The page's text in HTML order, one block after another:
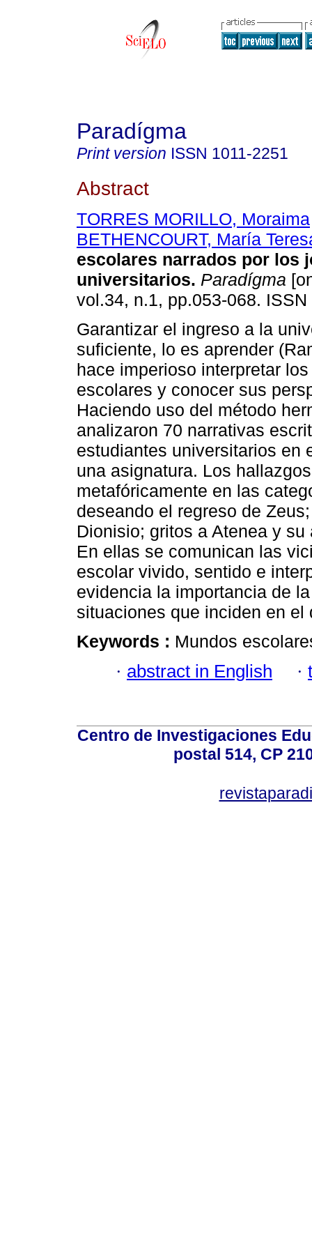
Paradígma
Print version ISSN 1011-2251
Abstract
TORRES MORILLO, Moraima
BETHENCOURT, María
escolares narrados por los
universitarios. Paradígma
vol.34, n.1, pp.053-068. ISSN
Garantizar el ingreso a la
suficiente, lo es aprender
hace imperioso interpretar
escolares y conocer sus
Haciendo uso del método
analizaron 70 narrativas
estudiantes universitarios en
una asignatura. Los
metafóricamente en las
deseando el regreso de
Dionisio; gritos a Atenea y
En ellas se comunican las
escolar vivido, sentido e
evidencia la importancia de
situaciones que inciden en
Keywords : Mundos
· abstract in English ·
Centro de Investigaciones
postal 514, CP